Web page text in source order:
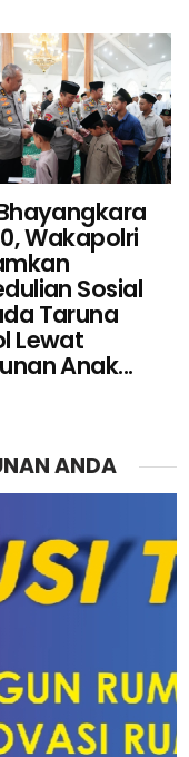
Wakapolri
Sosial
Taruna
Lewat
Anak...
ANDA